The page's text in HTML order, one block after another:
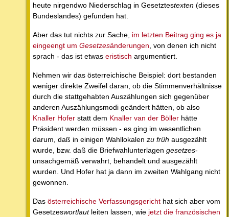
heute nirgendwo Niederschlag in Gesetztestexten (dieses
Bundeslandes) gefunden hat.
Aber das tut nichts zur Sache, im letzten Beitrag ging es ja
eingeengt um Gesetzesänderungen , von denen ich nicht
sprach - das ist etwas eristisch argumentiert.
Nehmen wir das österreichische Beispiel: dort bestanden
weniger direkte Zweifel daran, ob die Stimmenverhältnisse
durch die stattgehabten Auszählungen sich gegenüber
anderen Auszählungsmodi geändert hätten, ob also
Knaller Hofer statt dem Knaller van der Böller hätte
Präsident werden müssen - es ging im wesentlichen
darum, daß in einigen Wahllokalen zu früh ausgezählt
wurde, bzw. daß die Briefwahlunterlagen gesetzes-
unsachgemäß verwahrt, behandelt und ausgezählt
wurden. Und Hofer hat ja dann im zweiten Wahlgang nicht
gewonnen.
Das österreichische Verfassungsgericht hat sich aber vom
Gesetzeswortlautleiten lassen, wie jetzt die französischen